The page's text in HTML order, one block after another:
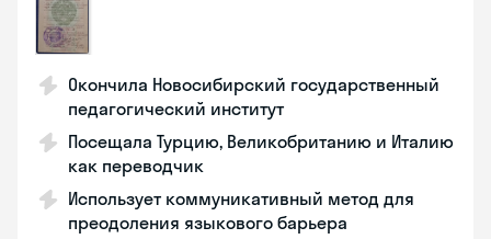
Окончила Новосибирский государственный
педагогический институт
Посещала Турцию, Великобританию и Италию
как переводчик
Использует коммуникативный метод для
преодоления языкового барьера